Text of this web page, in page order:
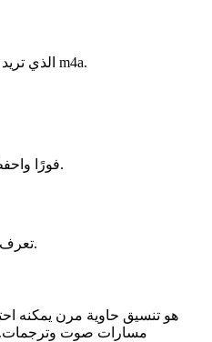
اختر ملف mkv الذي تريد تحويله إلى m4a.
أنشئ m4a فورًا واحفظه على جهازك.
تعرف على التنسيقات التي تعمل عليها.
مسارات صوت وترجمات.